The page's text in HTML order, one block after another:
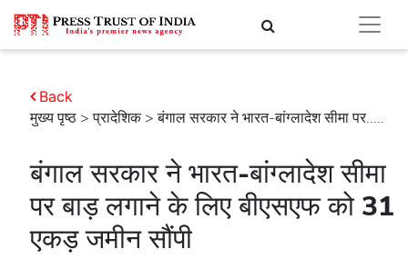
मुख्य पृष्ठ >प्रादेशिक> बंगाल सरकार ने भारत-बांग्लादेश सीमा पर.....
Back
बंगाल सरकार ने भारत-बांग्लादेश सीमा
पर बाड़ लगाने के लिए बीएसएफ को 31
एकड़ जमीन सौंपी